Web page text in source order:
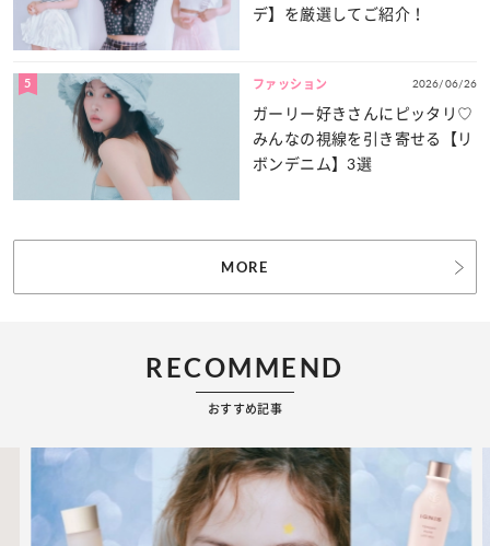
デ】を厳選してご紹介！
5 ファッション 2026/06/26
ガーリー好きさんにピッタリ♡
みんなの視線を引き寄せる【リ
ボンデニム】3選
MORE
RECOMMEND
おすすめ記事